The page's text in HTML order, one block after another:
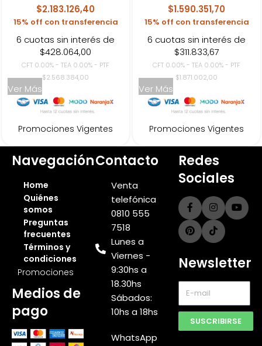
$2.183.126,40
15% off con transferencia
6 cuotas sin interés de
$428.064,00
CFT 0.00% - TEA 0.00% - PTF
$2.568.384,00
Ver Más
Promociones Vigentes
$1.590.351,70
15% off con transferencia
6 cuotas sin interés de
$311.833,67
CFT 0.00% - TEA 0.00% - PTF
$1.871.002,00
Ver Más
Promociones Vigentes
Navegación
Home
Quiénes
somos
Preguntas
frecuentes
Términos y
condiciones
Promociones
Medios de
pago
Contacto
Venta
telefónica
0810 555
7518
Lunes a
Viernes -
9:30hs a
18.30hs
Sábados:
10hs a 18hs
WhatsApp
Redes
Sociales
Newsletter
SUSCRIBIRSE